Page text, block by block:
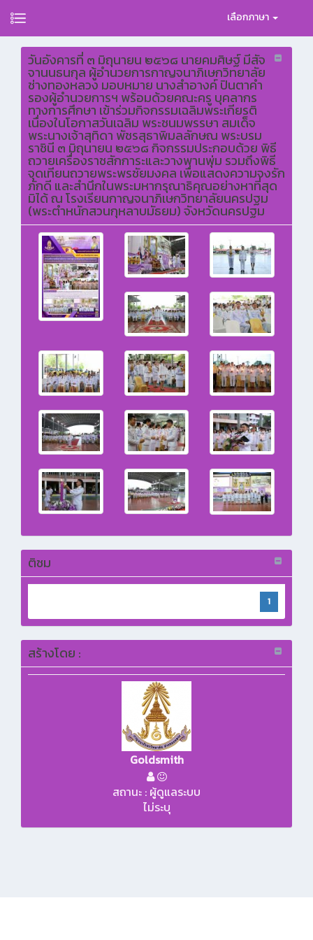
เลือกภาษา
วันอังคารที่ ๓ มิถุนายน ๒๕๖๘ นายคมศิษฐ์ มีสัจ
จานนธนกุล ผู้อำนวยการกาญจนาภิเษกวิทยาลัย
ช่างทองหลวง มอบหมาย นางสำอางค์ ปินตาคำ
รองผู้อำนวยการฯ พร้อมด้วยคณะครู บุคลากร
ทางการศึกษา เข้าร่วมกิจกรรมเฉลิมพระเกียรติ
เนื่องในโอกาสวันเฉลิม พระชนมพรรษา สมเด็จ
พระนางเจ้าสุทิดา พัชรสุธาพิมลลักษณ พระบรม
ราชินี ๓ มิถุนายน ๒๕๖๘ กิจกรรมประกอบด้วย พิธี
ถวายเครื่องราชสักการะและวางพานพุ่ม รวมถึงพิธี
จุดเทียนถวายพระพรชัยมงคล เพื่อแสดงความจงรัก
ภักดี และสำนึกในพระมหากรุณาธิคุณอย่างหาที่สุด
มิได้ ณ โรงเรียนกาญจนาภิเษกวิทยาลัยนครปฐม
(พระตำหนักสวนกุหลาบมัธยม) จังหวัดนครปฐม
ติชม
1
สร้างโดย :
Goldsmith
สถานะ : ผู้ดูแลระบบ
ไม่ระบุ